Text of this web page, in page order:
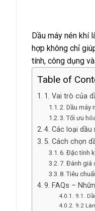
Dầu máy nén khí
hợp không chỉ
tính, công dụng
Table of
1. Vai trò của
2. Dầu máy
3. Tối ưu
4. Các loại
5. Cách chọn
6. Đặc tính
7. Đánh giá
8. Tiêu
9. FAQs –
9.1.
9.2